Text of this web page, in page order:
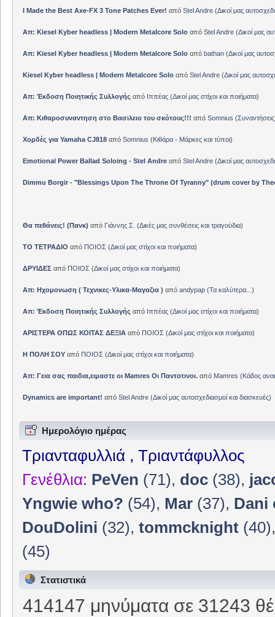
I Made the Best Axe-FX 3 Tone Patches Ever! από Stel Andre(Δικοί μας
Απ: Kiesel Kyber headless | Modern Metalcore Solo από Stel Andre(Δικοί μας
Απ: Kiesel Kyber headless | Modern Metalcore Solo από bathan(Δικοί μας
Kiesel Kyber headless | Modern Metalcore Solo από Stel Andre(Δικοί μας
Απ: Έκδοση Ποιητικής Συλλογής από Ιππέας(Δικοί μας στίχοι και ποιήματα)
Απ: Κιθαροσυναντηση στο Βασιλειο του σκότους!!! από Somnius (Συναντήσεις
Χορδές για Yamaha CJ818από Somnius (Κιθάρα - Μάρκες και τύποι)
Emotional Power Ballad Soloing - Stel Andreαπό Stel Andre(Δικοί μας
Dimmu Borgir - "Blessings Upon The Throne Of Tyranny" (drum cover by
Θα πεθάνεις! (Πανκ) από Γιάννης Σ. (Δικές μας συνθέσεις και τραγούδια)
ΤΟ ΤΕΤΡΑΔΙΟ από ΠΟΙΟΣ (Δικοί μας στίχοι και ποιήματα)
ΔΡΥΙΔΕΣ από ΠΟΙΟΣ (Δικοί μας στίχοι και ποιήματα)
Απ: Ηχομονωση ( Τεχνικες-Υλικα-Μαγαζια ) από andypap(Τα καλύτερα... )
Απ: Έκδοση Ποιητικής Συλλογής από Ιππέας(Δικοί μας στίχοι και ποιήματα)
ΑΡΙΣΤΕΡΑ ΟΠΩΣ ΚΟΙΤΑΣ ΔΕΞΙΑαπό ΠΟΙΟΣ (Δικοί μας στίχοι και ποιήματα)
Η ΠΟΛΗ ΣΟΥαπό ΠΟΙΟΣ (Δικοί μας στίχοι και ποιήματα)
Απ: Γεια σας παιδια,ειμαστε οι Mamres Οι Παντοτινοι.από Mamres (Κάδος
Dynamics are important! από Stel Andre(Δικοί μας αυτοσχεδιασμοί και διασκευές)
Ημερολόγιο ημέρας
Τριανταφυλλιά , Τριαντάφυλλος
Γενέθλια: PeVen (71), doc (38),
Yngwie who? (54), Mar (37), Dani
DouDolini (32),tommcknight (40)
(45)
Στατιστικά
414147 μηνύματα σε 31243